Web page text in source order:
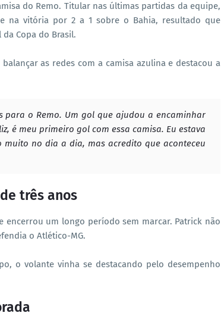
do Remo. Titular nas últimas partidas da equipe,
na vitória por 2 a 1 sobre o Bahia, resultado que
Copa do Brasil.
as redes com a camisa azulina e destacou a
o Remo. Um gol que ajudou a encaminhar
é meu primeiro gol com essa camisa. Eu estava
muito no dia a dia, mas acredito que aconteceu
três anos
um longo período sem marcar. Patrick não
o Atlético-MG.
o volante vinha se destacando pelo desempenho